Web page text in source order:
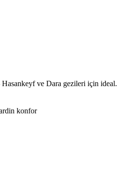
ve Dara gezileri için ideal.